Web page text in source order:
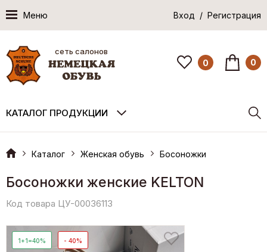
Меню Вход / Регистрация
сеть салонов
0 0
КАТАЛОГ ПРОДУКЦИИ
Каталог Женская обувь Босоножки
Босоножки женские KELTON
Код товара ЦУ-00036113
1+1=40% - 40%